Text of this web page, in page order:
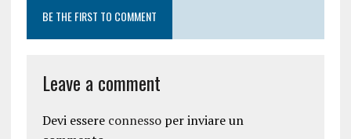
BE THE FIRST TO COMMENT
Leave a comment
Devi essere connessoper inviare un